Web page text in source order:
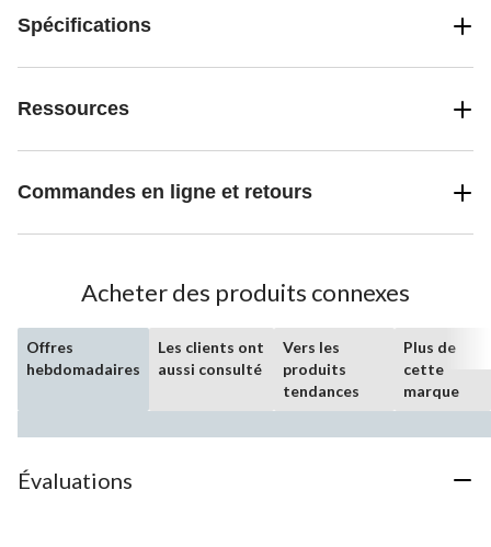
Spécifications
Ressources
Commandes en ligne et retours
Acheter des produits connexes
Offres
hebdomadaires
Les clients ont
aussi consulté
Vers les
produits
tendances
Plus de
cette
marque
Évaluations